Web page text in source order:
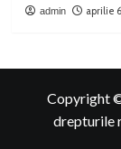
admin aprilie
Copyright
drepturile